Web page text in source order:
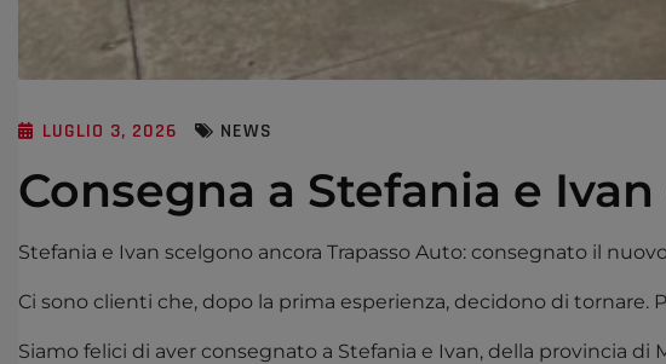
LUGLIO 3, 2026 NEWS
Consegna a Stefania e
Stefania e Ivan scelgono ancora Trapasso Auto: consegnato il
Ci sono clienti che, dopo la prima esperienza, decidono di
Siamo felici di aver consegnato a Stefania e Ivan, della provincia